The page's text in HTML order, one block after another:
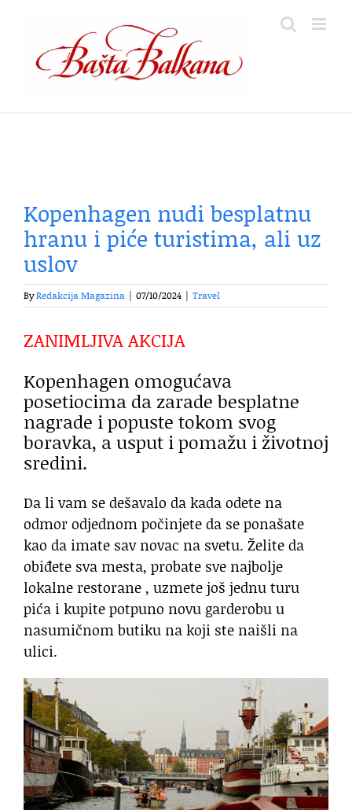
content
Kopenhagen nudi besplatnu
hranu i piće turistima, ali uz
uslov
ByRedakcija Magazina 07/10/2024 Travel
ZANIMLJIVA AKCIJA
Kopenhagen omogućava
posetiocima da zarade besplatne
nagrade i popuste tokom svog
boravka, a usput i pomažu i životnoj
sredini.
Da li vam se dešavalo da kada odete na
odmor odjednom počinjete da se ponašate
kao da imate sav novac na svetu. Želite da
obiđete sva mesta, probate sve najbolje
lokalne restorane , uzmete još jednu turu
pića i kupite potpuno novu garderobu u
nasumičnom butiku na koji ste naišli na
ulici.